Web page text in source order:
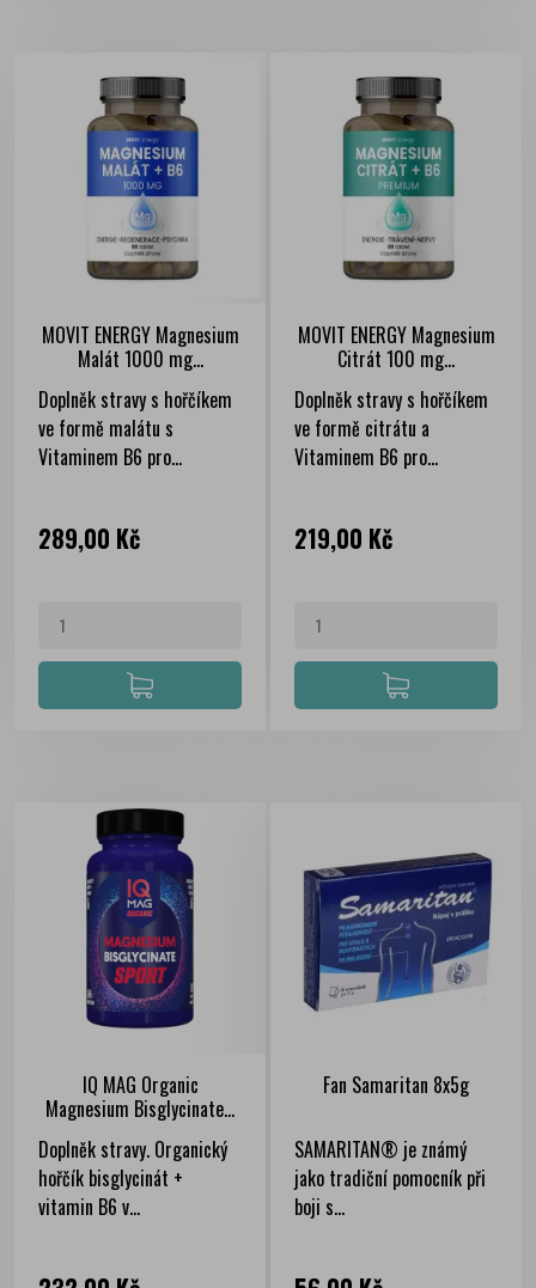
MOVIT ENERGY Magnesium
Malát 1000 mg...
Doplněk stravy s hořčíkem
ve formě malátu s
Vitaminem B6 pro...
Cena
289,00 Kč
MOVIT ENERGY Magnesium
Citrát 100 mg...
Doplněk stravy s hořčíkem
ve formě citrátu a
Vitaminem B6 pro...
Cena
219,00 Kč
IQ MAG Organic
Magnesium Bisglycinate...
Doplněk stravy. Organický
hořčík bisglycinát +
vitamin B6 v...
Fan Samaritan 8x5g
SAMARITAN® je známý
jako tradiční pomocník při
boji s...